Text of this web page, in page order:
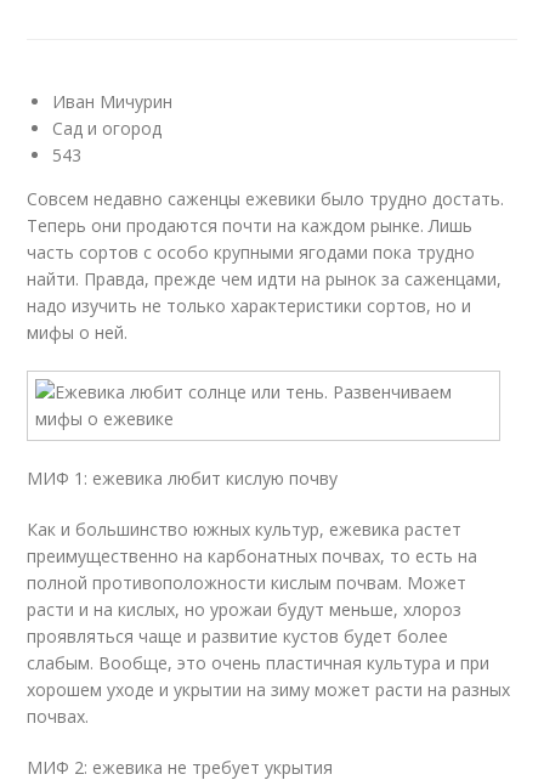
Иван Мичурин
Сад и огород
543
Совсем недавно саженцы ежевики было трудно достать.
Теперь они продаются почти на каждом рынке. Лишь
часть сортов с особо крупными ягодами пока трудно
найти. Правда, прежде чем идти на рынок за саженцами,
надо изучить не только характеристики сортов, но и
мифы о ней.
МИФ 1: ежевика любит кислую почву
Как и большинство южных культур, ежевика растет
преимущественно на карбонатных почвах, то есть на
полной противоположности кислым почвам. Может
расти и на кислых, но урожаи будут меньше, хлороз
проявляться чаще и развитие кустов будет более
слабым. Вообще, это очень пластичная культура и при
хорошем уходе и укрытии на зиму может расти на разных
почвах.
МИФ 2: ежевика не требует укрытия